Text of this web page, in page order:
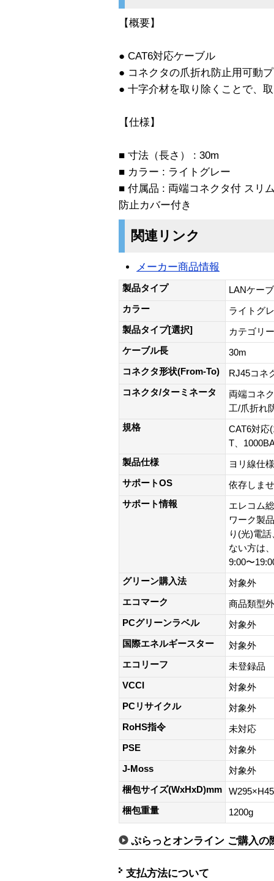
【概要】
● CAT6対応ケーブル
● コネクタの爪折れ防止用可動
● 十字介材を取り除くことで、
【仕様】
■ 寸法（長さ） : 30m
■ カラー : ライトグレー
■ 付属品 : 両端コネクタ付 スリ
防止カバー付き
関連リンク
メーカー商品情報
製品タイプ
LANケー
カラー
ライトグ
製品タイプ[選択]
カテゴリ
ケーブル長
30m
コネクタ形状(From-To)
RJ45コネ
コネクタ/ターミネータ
両端コネ
工/爪折れ
規格
CAT6対応
T、
製品仕様
ヨリ線仕
サポートOS
依存しま
サポート情報
エレコム
ワーク製
り(光)電
ない方は
9:00〜
グリーン購入法
対象外
エコマーク
商品類型外
PCグリーンラベル
対象外
国際エネルギースター
対象外
エコリーフ
未登録品
VCCI
対象外
PCリサイクル
対象外
RoHS指令
未対応
PSE
対象外
J-Moss
対象外
梱包サイズ(WxHxD)mm
梱包重量
1200g
ぷらっとオンライン ご購入の
支払方法について